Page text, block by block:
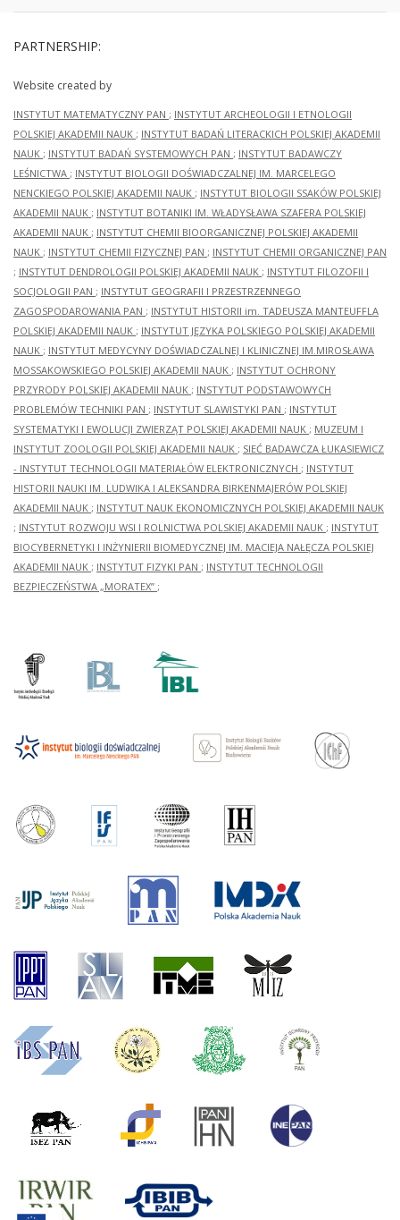
PARTNERSHIP:
Website created by
INSTYTUT MATEMATYCZNY PAN ; INSTYTUT ARCHEOLOGII I ETNOLOGII
POLSKIEJ AKADEMII NAUK ; INSTYTUT BADAŃ LITERACKICH POLSKIEJ AKADEMII
NAUK ; INSTYTUT BADAŃ SYSTEMOWYCH PAN ; INSTYTUT BADAWCZY
LEŚNICTWA ; INSTYTUT BIOLOGII DOŚWIADCZALNEJ IM. MARCELEGO
NENCKIEGO POLSKIEJ AKADEMII NAUK ; INSTYTUT BIOLOGII SSAKÓW POLSKIEJ
AKADEMII NAUK ; INSTYTUT BOTANIKI IM. WŁADYSŁAWA SZAFERA POLSKIEJ
AKADEMII NAUK ; INSTYTUT CHEMII BIOORGANICZNEJ POLSKIEJ AKADEMII
NAUK ; INSTYTUT CHEMII FIZYCZNEJ PAN ; INSTYTUT CHEMII ORGANICZNEJ PAN
; INSTYTUT DENDROLOGII POLSKIEJ AKADEMII NAUK ; INSTYTUT FILOZOFII I
SOCJOLOGII PAN ; INSTYTUT GEOGRAFII I PRZESTRZENNEGO
ZAGOSPODAROWANIA PAN ; INSTYTUT HISTORII im. TADEUSZA MANTEUFFLA
POLSKIEJ AKADEMII NAUK ; INSTYTUT JĘZYKA POLSKIEGO POLSKIEJ AKADEMII
NAUK ; INSTYTUT MEDYCYNY DOŚWIADCZALNEJ I KLINICZNEJ IM.MIROSŁAWA
MOSSAKOWSKIEGO POLSKIEJ AKADEMII NAUK ; INSTYTUT OCHRONY
PRZYRODY POLSKIEJ AKADEMII NAUK ; INSTYTUT PODSTAWOWYCH
PROBLEMÓW TECHNIKI PAN ; INSTYTUT SLAWISTYKI PAN ; INSTYTUT
SYSTEMATYKI I EWOLUCJI ZWIERZĄT POLSKIEJ AKADEMII NAUK ; MUZEUM I
INSTYTUT ZOOLOGII POLSKIEJ AKADEMII NAUK ; SIEĆ BADAWCZA ŁUKASIEWICZ
- INSTYTUT TECHNOLOGII MATERIAŁÓW ELEKTRONICZNYCH ; INSTYTUT
HISTORII NAUKI IM. LUDWIKA I ALEKSANDRA BIRKENMAJERÓW POLSKIEJ
AKADEMII NAUK ; INSTYTUT NAUK EKONOMICZNYCH POLSKIEJ AKADEMII NAUK
; INSTYTUT ROZWOJU WSI I ROLNICTWA POLSKIEJ AKADEMII NAUK ; INSTYTUT
BIOCYBERNETYKI I INŻYNIERII BIOMEDYCZNEJ IM. MACIEJA NAŁĘCZA POLSKIEJ
AKADEMII NAUK ; INSTYTUT FIZYKI PAN ; INSTYTUT TECHNOLOGII
BEZPIECZEŃSTWA „MORATEX” ;